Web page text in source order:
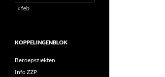
« feb
KOPPELINGENBLOK
Beroepsziekten
Info ZZP